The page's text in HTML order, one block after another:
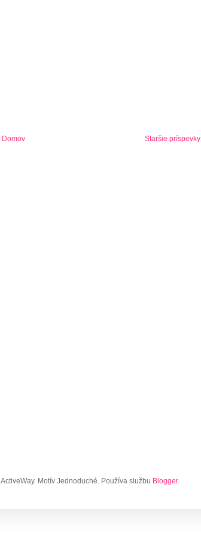
Staršie príspevky
Domov
ActiveWay. Motív Jednoduché. Používa službu Blogger.